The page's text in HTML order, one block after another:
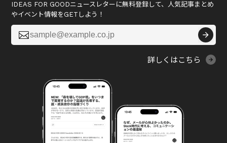
IDEAS FOR GOODニュースレターに無料登録して、人気記事まとめ
やイベント情報をGETしよう！

詳しくはこちら